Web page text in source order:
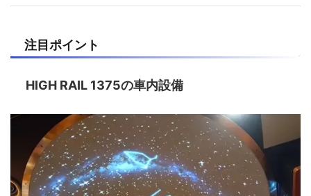
注目ポイント
HIGH RAIL 1375の車内設備